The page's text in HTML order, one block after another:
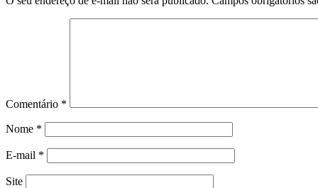
Comentário *
Nome *
E-mail *
Site